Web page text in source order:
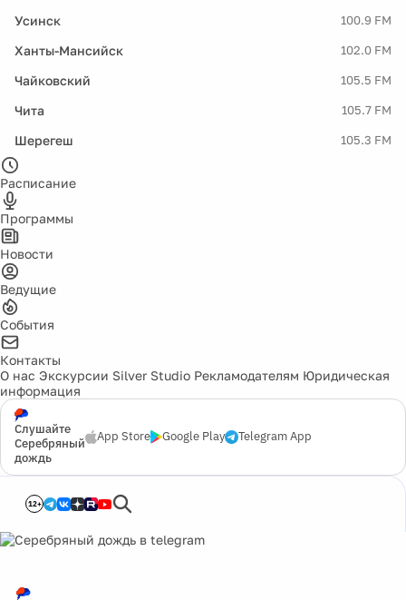
Усинск 100.9 FM
Ханты-Мансийск 102.0 FM
Чайковский 105.5 FM
Чита 105.7 FM
Шерегеш 105.3 FM
Расписание
Программы
Новости
Ведущие
События
Контакты
О нас Экскурсии Silver Studio Рекламодателям Юридическая
информация
Слушайте
Серебряный
дождь
App Store Google Play Telegram App
12+